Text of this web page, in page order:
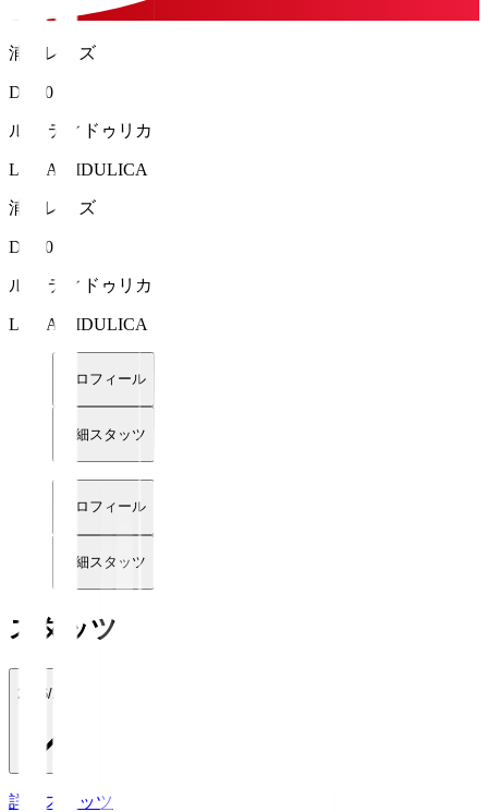
浦和レッズ
DF 40
ルカ ディドゥリカ
LUKA DIDULICA
浦和レッズ
DF 40
ルカ ディドゥリカ
LUKA DIDULICA
プロフィール
詳細スタッツ
プロフィール
詳細スタッツ
スタッツ
2026/27
詳細スタッツ